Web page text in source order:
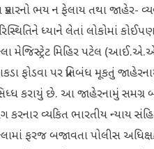
ભય ન ફેલાય તથા જાહેર-
ધ્યાને લેતાં લોકોમાં
મેજિસ્ટ્રેટ મિહિર પટેલ
ફોડવા પર પ્રતિબંધ મૂકતું
કરાયું છે. આ જાહેરનામું
કરનાર વ્યકિત ભારતીય ન્યાય
ફરજ બજાવતા પોલીસ